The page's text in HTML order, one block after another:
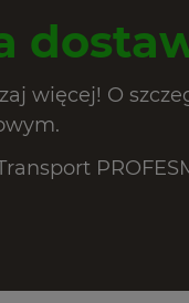
więcej! O